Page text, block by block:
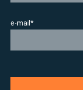
e-mail*